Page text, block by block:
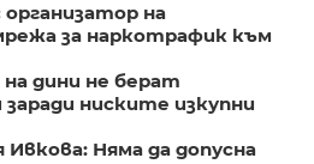
организатор на
за наркотрафик към
дини не берат
ниските изкупни
Няма да допусна